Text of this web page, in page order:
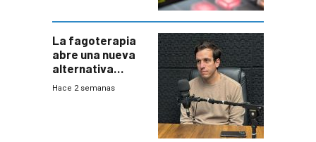
La fagoterapia
abre una nueva
alternativa
contra bacterias
Hace 2 semanas